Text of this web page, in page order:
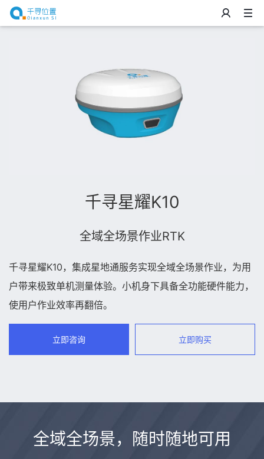
千寻星耀K10
全域全场景作业RTK
千寻星耀K10，集成星地通服务实现全域全场景作业，为用
户带来极致单机测量体验。小机身下具备全功能硬件能力，
使用户作业效率再翻倍。
立即咨询 立即购买
全域全场景，随时随地可用